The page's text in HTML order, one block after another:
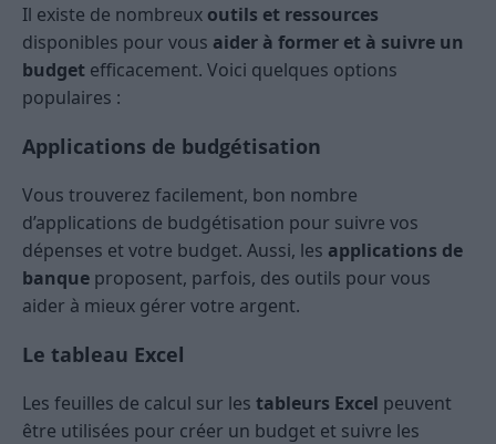
Il existe de nombreux outils et ressources
disponibles pour vous aider à former et à suivre un
budget efficacement. Voici quelques options
populaires :
Applications de budgétisation
Vous trouverez facilement, bon nombre
d’applications de budgétisation pour suivre vos
dépenses et votre budget. Aussi, les applications de
banque proposent, parfois, des outils pour vous
aider à mieux gérer votre argent.
Le tableau Excel
Les feuilles de calcul sur les tableurs Excel peuvent
être utilisées pour créer un budget et suivre les